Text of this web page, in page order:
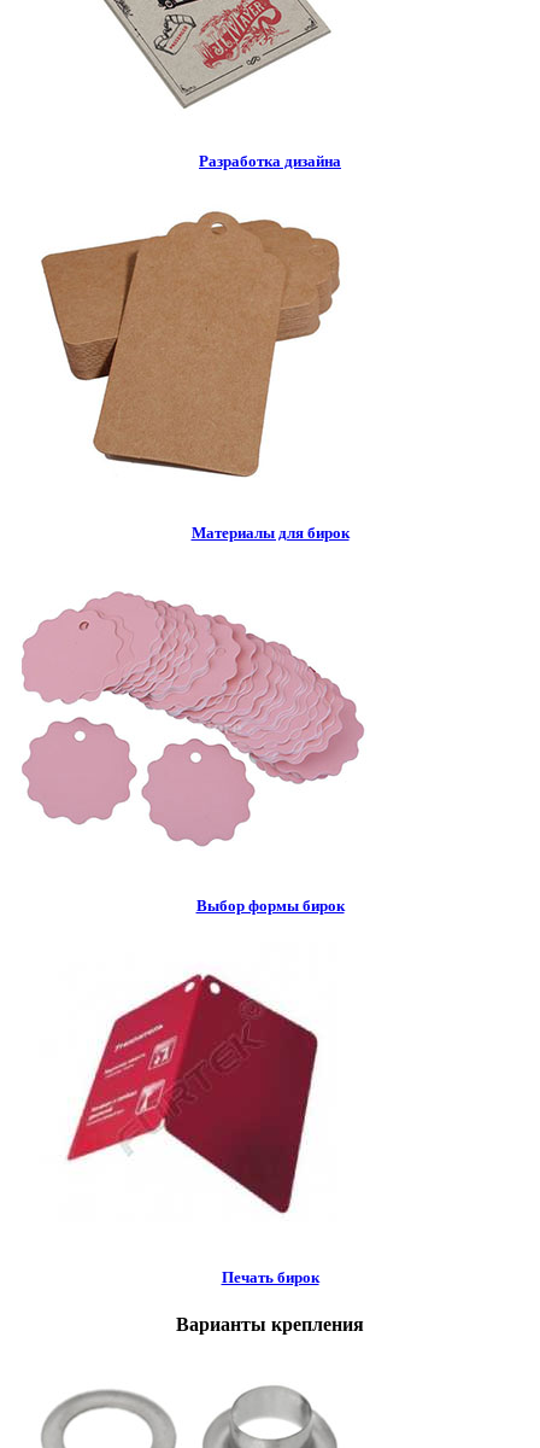
Разработка дизайна
Материалы для бирок
Выбор формы бирок
Печать бирок
Варианты крепления